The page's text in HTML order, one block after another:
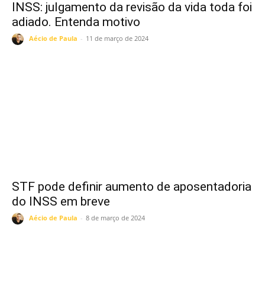
INSS: julgamento da revisão da vida toda foi
adiado. Entenda motivo
Aécio de Paula - 11 de março de 2024
STF pode definir aumento de aposentadoria
do INSS em breve
Aécio de Paula - 8 de março de 2024